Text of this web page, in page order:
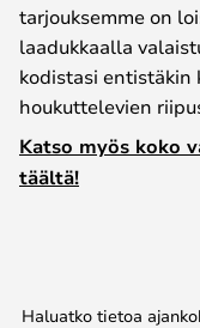
tarjouksemme on
laadukkaalla
kodistasi entistäkin
houkuttelevien
Katso myös koko
täältä!
Haluatko tietoa